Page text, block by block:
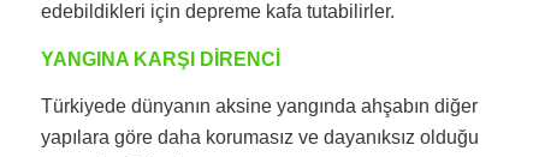
edebildikleri için depreme kafa tutabilirler.
YANGINA KARŞI DİRENCİ
Türkiyede dünyanın aksine yangında ahşabın diğer
yapılara göre daha korumasız ve dayanıksız olduğu